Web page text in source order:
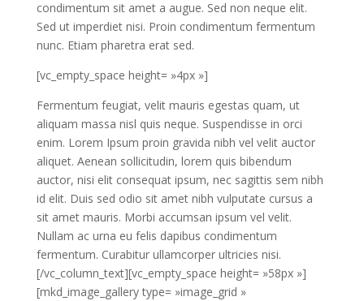
condimentum sit amet a augue. Sed non neque elit.
Sed ut imperdiet nisi. Proin condimentum fermentum
nunc. Etiam pharetra erat sed.
[vc_empty_space height= »4px »]
Fermentum feugiat, velit mauris egestas quam, ut
aliquam massa nisl quis neque. Suspendisse in orci
enim. Lorem Ipsum proin gravida nibh vel velit auctor
aliquet. Aenean sollicitudin, lorem quis bibendum
auctor, nisi elit consequat ipsum, nec sagittis sem nibh
id elit. Duis sed odio sit amet nibh vulputate cursus a
sit amet mauris. Morbi accumsan ipsum vel velit.
Nullam ac urna eu felis dapibus condimentum
fermentum. Curabitur ullamcorper ultricies nisi.
[/vc_column_text][vc_empty_space height= »58px »]
[mkd_image_gallery type= »image_grid »